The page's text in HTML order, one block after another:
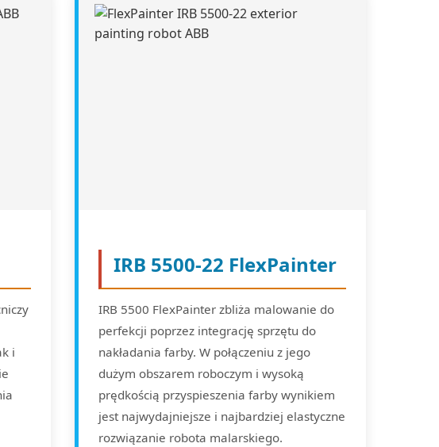
i
IRB 5500-22 FlexPainter
IRB 5500 FlexPainter zbliża malowanie do
perfekcji poprzez integrację sprzętu do
nakładania farby. W połączeniu z jego
dużym obszarem roboczym i wysoką
prędkością przyspieszenia farby wynikiem
jest najwydajniejsze i najbardziej elastyczne
rozwiązanie robota malarskiego.